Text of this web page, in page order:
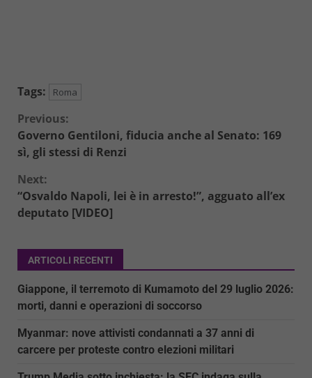
Tags: Roma
Continue
Reading
Previous:
Governo Gentiloni, fiducia anche al Senato: 169
sì, gli stessi di Renzi
Next:
“Osvaldo Napoli, lei è in arresto!”, agguato all’ex
deputato [VIDEO]
ARTICOLI RECENTI
Giappone, il terremoto di Kumamoto del 29 luglio 2026:
morti, danni e operazioni di soccorso
Myanmar: nove attivisti condannati a 37 anni di
carcere per proteste contro elezioni militari